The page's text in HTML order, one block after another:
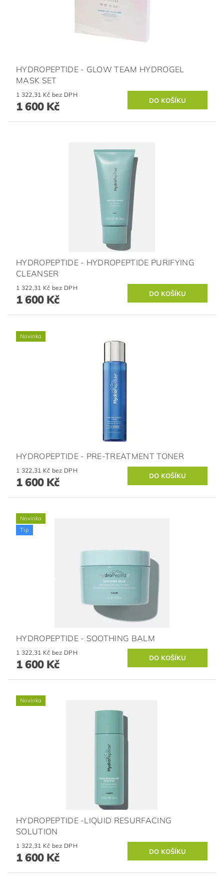
HYDROPEPTIDE - GLOW TEAM HYDROGEL
MASK SET
1 322,31 Kč bez DPH
1 600 Kč
HYDROPEPTIDE - HYDROPEPTIDE PURIFYING
CLEANSER
1 322,31 Kč bez DPH
1 600 Kč
Novinka
HYDROPEPTIDE - PRE-TREATMENT TONER
1 322,31 Kč bez DPH
1 600 Kč
Novinka
Tip
HYDROPEPTIDE - SOOTHING BALM
1 322,31 Kč bez DPH
1 600 Kč
Novinka
HYDROPEPTIDE -LIQUID RESURFACING
SOLUTION
1 322,31 Kč bez DPH
1 600 Kč